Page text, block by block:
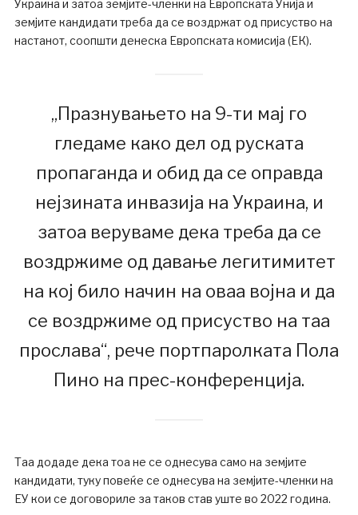
Украина и затоа земјите-членки на Европската Унија и
земјите кандидати треба да се воздржат од присуство на
настанот, соопшти денеска Европската комисија (ЕК).
„Празнувањето на 9-ти мај го
гледаме како дел од руската
пропаганда и обид да се оправда
нејзината инвазија на Украина, и
затоа веруваме дека треба да се
воздржиме од давање легитимитет
на кој било начин на оваа војна и да
се воздржиме од присуство на таа
прослава“, рече портпаролката Пола
Пино на прес-конференција.
Таа додаде дека тоа не се однесува само на земјите
кандидати, туку повеќе се однесува на земјите-членки на
ЕУ кои се договориле за таков став уште во 2022 година.